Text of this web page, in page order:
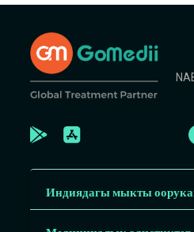
Индиядагы мыкты